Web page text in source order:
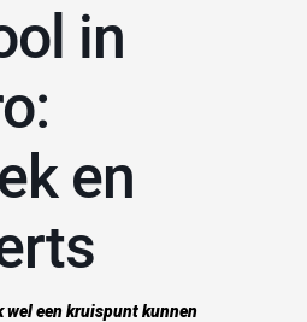
en
een kruispunt kunnen